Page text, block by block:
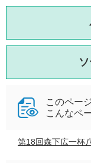
このペー
こんなペ
第18回森下広一杯